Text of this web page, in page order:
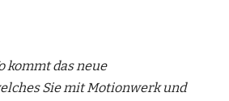
kommt das neue
Sie mit Motionwerk und